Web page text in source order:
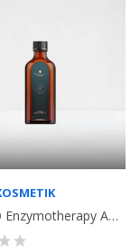
TANINO Enzymotherapy American Oil Argan Oil. Treatment. Protecteur...